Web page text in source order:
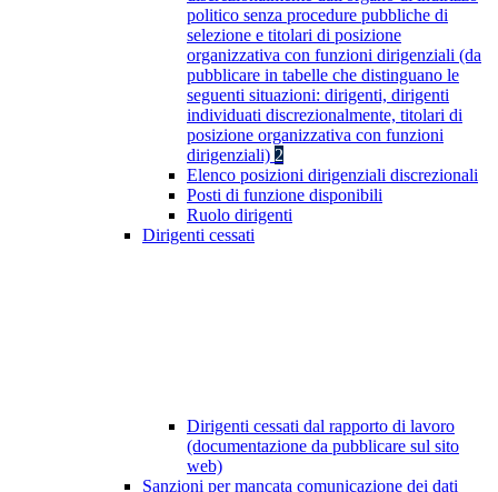
politico senza procedure pubbliche di
selezione e titolari di posizione
organizzativa con funzioni dirigenziali (da
pubblicare in tabelle che distinguano le
seguenti situazioni: dirigenti, dirigenti
individuati discrezionalmente, titolari di
posizione organizzativa con funzioni
dirigenziali) 2
Elenco posizioni dirigenziali discrezionali
Posti di funzione disponibili
Ruolo dirigenti
Dirigenti cessati
Dirigenti cessati dal rapporto di lavoro
(documentazione da pubblicare sul sito
web)
Sanzioni per mancata comunicazione dei dati